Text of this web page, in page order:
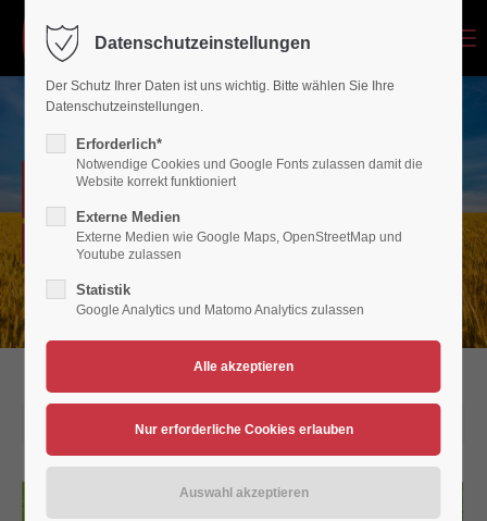
Login
Benutzername
Anmelden
Support
NEWSARCHIV
Verein für Bewegungsspiele 1936/45 Polch/Maifeld e.V.
02.07.2024 18:03
Datenschutzeinstellungen
Der Schutz Ihrer Daten ist uns wichtig. Bitte wählen Sie Ihre
Datenschutzeinstellungen.
Erforderlich*
Notwendige Cookies und Google Fonts zulassen damit die
Website korrekt funktioniert
Externe Medien
Externe Medien wie Google Maps, OpenStreetMap und
Youtube zulassen
Statistik
Google Analytics und Matomo Analytics zulassen